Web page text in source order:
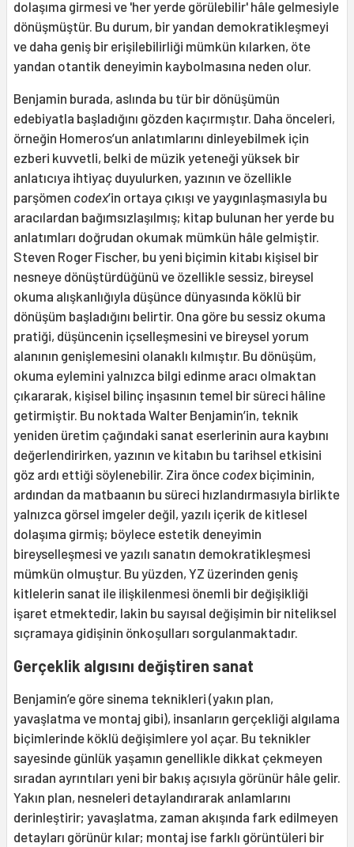
dolaşıma girmesi ve 'her yerde görülebilir' hâle gelmesiyle
dönüşmüştür. Bu durum, bir yandan demokratikleşmeyi
ve daha geniş bir erişilebilirliği mümkün kılarken, öte
yandan otantik deneyimin kaybolmasına neden olur.
Benjamin burada, aslında bu tür bir dönüşümün
edebiyatla başladığını gözden kaçırmıştır. Daha önceleri,
örneğin Homeros’un anlatımlarını dinleyebilmek için
ezberi kuvvetli, belki de müzik yeteneği yüksek bir
anlatıcıya ihtiyaç duyulurken, yazının ve özellikle
parşömen codex’in ortaya çıkışı ve yaygınlaşmasıyla bu
aracılardan bağımsızlaşılmış; kitap bulunan her yerde bu
anlatımları doğrudan okumak mümkün hâle gelmiştir.
Steven Roger Fischer, bu yeni biçimin kitabı kişisel bir
nesneye dönüştürdüğünü ve özellikle sessiz, bireysel
okuma alışkanlığıyla düşünce dünyasında köklü bir
dönüşüm başladığını belirtir. Ona göre bu sessiz okuma
pratiği, düşüncenin içselleşmesini ve bireysel yorum
alanının genişlemesini olanaklı kılmıştır. Bu dönüşüm,
okuma eylemini yalnızca bilgi edinme aracı olmaktan
çıkararak, kişisel bilinç inşasının temel bir süreci hâline
getirmiştir. Bu noktada Walter Benjamin’in, teknik
yeniden üretim çağındaki sanat eserlerinin aura kaybını
değerlendirirken, yazının ve kitabın bu tarihsel etkisini
göz ardı ettiği söylenebilir. Zira önce codexbiçiminin,
ardından da matbaanın bu süreci hızlandırmasıyla birlikte
yalnızca görsel imgeler değil, yazılı içerik de kitlesel
dolaşıma girmiş; böylece estetik deneyimin
bireyselleşmesi ve yazılı sanatın demokratikleşmesi
mümkün olmuştur. Bu yüzden, YZ üzerinden geniş
kitlelerin sanat ile ilişkilenmesi önemli bir değişikliği
işaret etmektedir, lakin bu sayısal değişimin bir niteliksel
sıçramaya gidişinin önkoşulları sorgulanmaktadır.
Gerçeklik algısını değiştiren sanat
Benjamin’e göre sinema teknikleri (yakın plan,
yavaşlatma ve montaj gibi), insanların gerçekliği algılama
biçimlerinde köklü değişimlere yol açar. Bu teknikler
sayesinde günlük yaşamın genellikle dikkat çekmeyen
sıradan ayrıntıları yeni bir bakış açısıyla görünür hâle gelir.
Yakın plan, nesneleri detaylandırarak anlamlarını
derinleştirir; yavaşlatma, zaman akışında fark edilmeyen
detayları görünür kılar; montaj ise farklı görüntüleri bir